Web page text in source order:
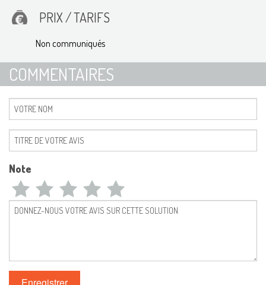
PRIX / TARIFS
Non communiqués
COMMENTAIRES
Note